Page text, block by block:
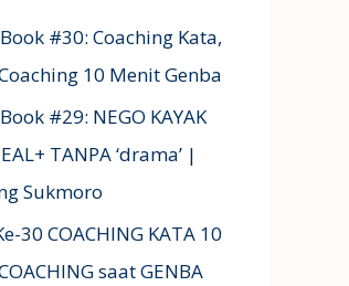
#30: Coaching Kata,
10 Menit Genba
#29: NEGO KAYAK
TANPA ‘drama’ |
Sukmoro
30 COACHING KATA 10
saat GENBA